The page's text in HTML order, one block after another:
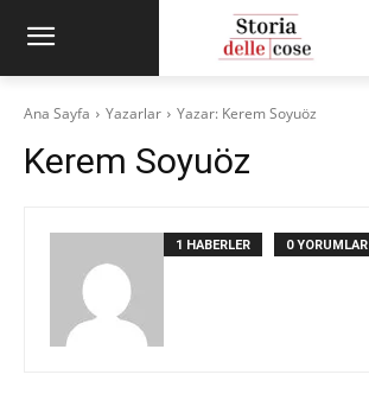
Ana Sayfa Yazarlar Yazar: Kerem Soyuöz
Kerem Soyuöz
1 HABERLER 0 YORUMLAR